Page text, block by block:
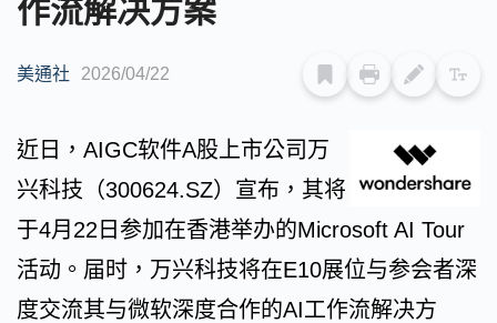
作流解决方案
美通社 2026/04/22
近日，AIGC软件A股上市公司万
兴科技（300624.SZ）宣布，其将
于4月22日参加在香港举办的Microsoft AI Tour
活动。届时，万兴科技将在E10展位与参会者深
度交流其与微软深度合作的AI工作流解决方